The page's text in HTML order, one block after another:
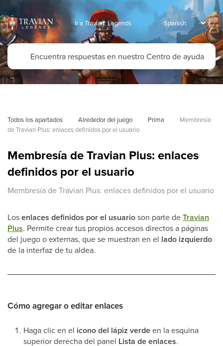
Ir a Travian: Legends
Todos los apartados Alrededor del juego Prima
Membresía
de Travian Plus: enlaces definidos por el usuario
Membresía de Travian Plus: enlaces
definidos por el usuario
Membresía de Travian Plus: enlaces definidos por el usuario
Losenlaces definidos por el usuarioson parte deTravian
Plus. Permite crear tus propios accesos directos a páginas
del juego o externas, que se muestran en el lado izquierdo
de la interfaz de tu aldea.
Cómo agregar o editar enlaces
Haga clic en el icono del lápiz verdeen la esquina
superior derecha del panel Lista de enlaces.